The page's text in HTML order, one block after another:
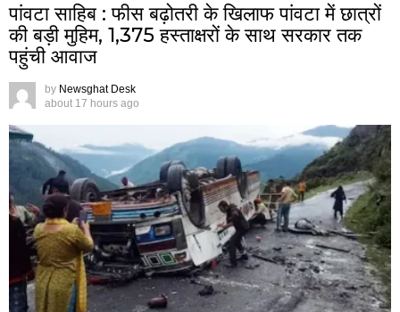
पांवटा साहिब : फीस बढ़ोतरी के खिलाफ पांवटा में छात्रों
की बड़ी मुहिम, 1,375 हस्ताक्षरों के साथ सरकार तक
पहुंची आवाज
by Newsghat Desk
about 17 hours ago